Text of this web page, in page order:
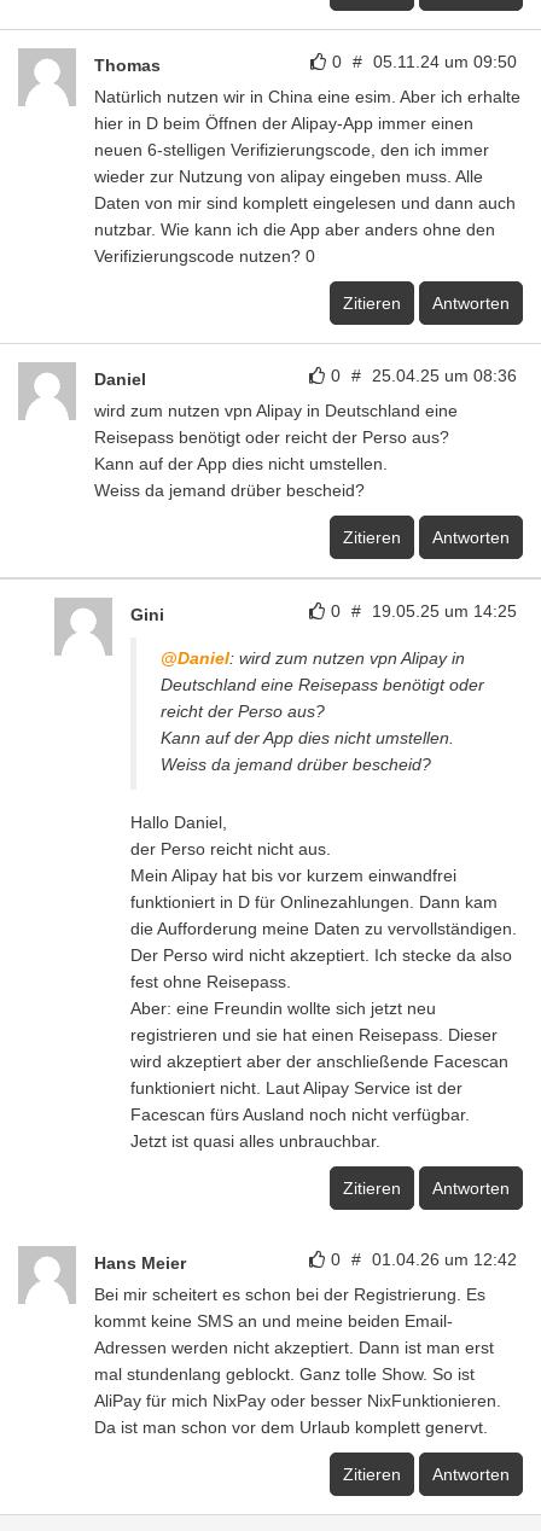
0 # 05.11.24 um 09:50
Thomas
Natürlich nutzen wir in China eine esim. Aber ich erhalte
hier in D beim Öffnen der Alipay-App immer einen
neuen 6-stelligen Verifizierungscode, den ich immer
wieder zur Nutzung von alipay eingeben muss. Alle
Daten von mir sind komplett eingelesen und dann auch
nutzbar. Wie kann ich die App aber anders ohne den
Verifizierungscode nutzen? 0
Zitieren Antworten
0 # 25.04.25 um 08:36
Daniel
wird zum nutzen vpn Alipay in Deutschland eine
Reisepass benötigt oder reicht der Perso aus?
Kann auf der App dies nicht umstellen.
Weiss da jemand drüber bescheid?
Zitieren Antworten
0 # 19.05.25 um 14:25
Gini
@Daniel: wird zum nutzen vpn Alipay in
Deutschland eine Reisepass benötigt oder
reicht der Perso aus?
Kann auf der App dies nicht umstellen.
Weiss da jemand drüber bescheid?
Hallo Daniel,
der Perso reicht nicht aus.
Mein Alipay hat bis vor kurzem einwandfrei
funktioniert in D für Onlinezahlungen. Dann kam
die Aufforderung meine Daten zu vervollständigen.
Der Perso wird nicht akzeptiert. Ich stecke da also
fest ohne Reisepass.
Aber: eine Freundin wollte sich jetzt neu
registrieren und sie hat einen Reisepass. Dieser
wird akzeptiert aber der anschließende Facescan
funktioniert nicht. Laut Alipay Service ist der
Facescan fürs Ausland noch nicht verfügbar.
Jetzt ist quasi alles unbrauchbar.
Zitieren Antworten
0 # 01.04.26 um 12:42
Hans Meier
Bei mir scheitert es schon bei der Registrierung. Es
kommt keine SMS an und meine beiden Email-
Adressen werden nicht akzeptiert. Dann ist man erst
mal stundenlang geblockt. Ganz tolle Show. So ist
AliPay für mich NixPay oder besser NixFunktionieren.
Da ist man schon vor dem Urlaub komplett genervt.
Zitieren Antworten